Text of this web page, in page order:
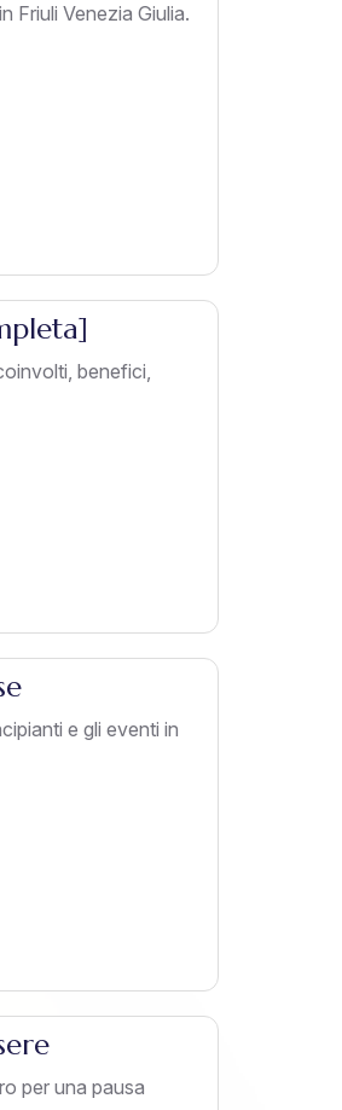
Friuli Venezia Giulia.
benefici,
e gli eventi in
per una pausa